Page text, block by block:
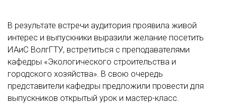
В результате встречи аудитория проявила живой
интерес и выпускники выразили желание посетить
ИАиС ВолгГТУ, встретиться с преподавателями
кафедры «Экологического строительства и
городского хозяйства». В свою очередь
представители кафедры предложили провести для
выпускников открытый урок и мастер-класс.